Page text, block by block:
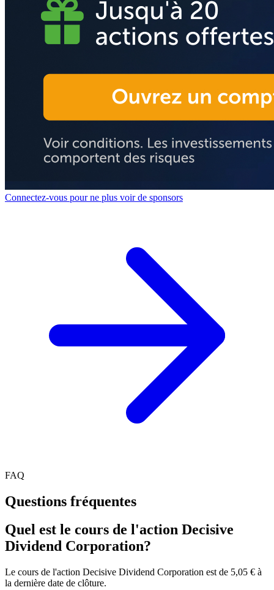
Connectez-vous pour ne plus voir de sponsors
FAQ
Questions fréquentes
Quel est le cours de l'action Decisive
Dividend Corporation?
Le cours de l'action Decisive Dividend Corporation est de 5,05 € à
la dernière date de clôture.